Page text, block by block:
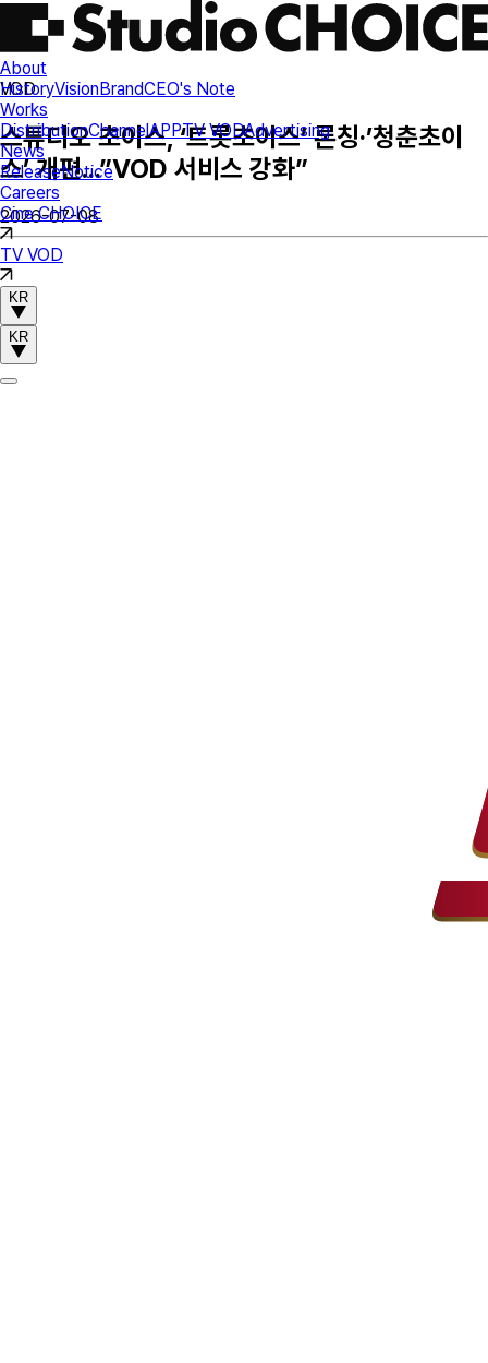
About
HistoryVisionBrandCEO's Note
Works
DistributionChannelAPPTV VODAdvertising
News
ReleaseNotice
Careers
Cine CHOICE
TV VOD
KR
KR
VOD
스튜디오 초이스, ‘트롯초이스’ 론칭·’청춘초이
스’ 개편...”VOD 서비스 강화”
2026-07-08